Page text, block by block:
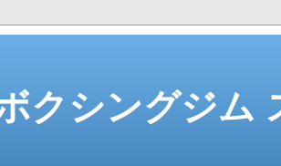
クシングジム